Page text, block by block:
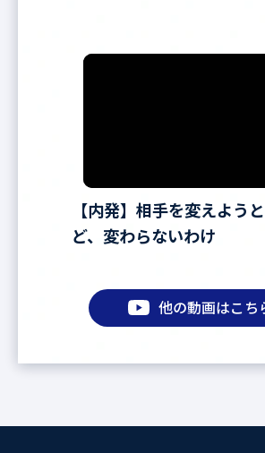
【内発】相手を変えよう
ど、変わらないわけ
他の動画はこち